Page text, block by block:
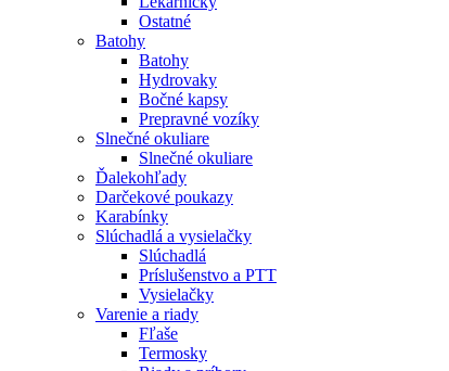
Ostatné
Batohy
Batohy
Hydrovaky
Bočné kapsy
Prepravné vozíky
Slnečné okuliare
Slnečné okuliare
Ďalekohľady
Darčekové poukazy
Karabínky
Slúchadlá a vysielačky
Slúchadlá
Príslušenstvo a PTT
Vysielačky
Varenie a riady
Fľaše
Termosky